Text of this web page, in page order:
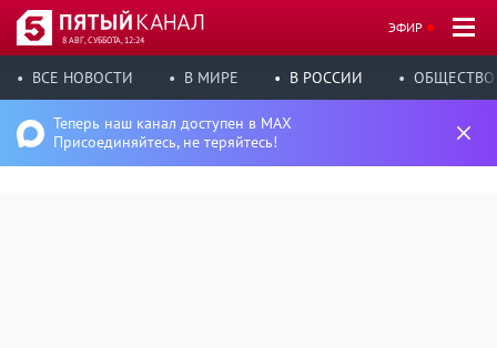
8 АВГ, СУББОТА, 12:24
ЭФИР
ВСЕ НОВОСТИ В МИРЕ В РОССИИ ОБЩЕСТВО
Теперь наш канал доступен в MAX
Присоединяйтесь, не теряйтесь!